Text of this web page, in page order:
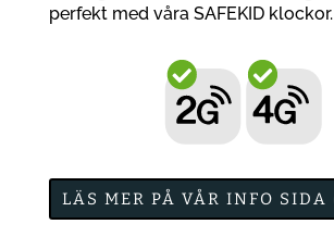
perfekt med våra SAFEKID klockor.
LÄS MER PÅ VÅR INFO SIDA